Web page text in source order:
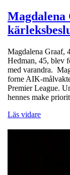
Magdalena Graaf,
Hedman, 45, blev
med varandra.
forne AIK-
Premier League.
hennes make
Läs vidare